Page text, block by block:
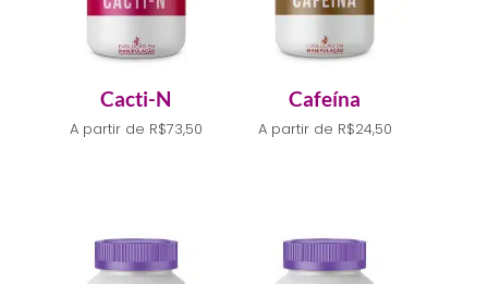
Cacti-N
A partir de R$73,50
Cafeína
A partir de R$24,50